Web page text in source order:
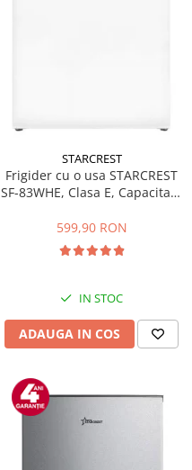
STARCREST
Frigider cu o usa STARCREST
SF-83WHE, Clasa E, Capacitate
Compartiment gheata, H 85
cm, Alb
599,90 RON
IN STOC
ADAUGA IN COS